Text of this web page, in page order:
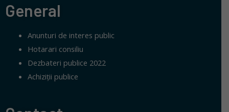
General
Anunturi de interes public
Hotarari consiliu
Dezbateri publice 2022
Achiziții publice